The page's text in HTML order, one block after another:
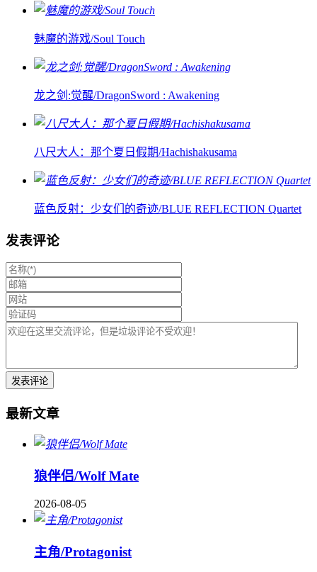
魅魔的游戏/Soul Touch
龙之剑:觉醒/DragonSword : Awakening
八尺大人：那个夏日假期/Hachishakusama
蓝色反射：少女们的奇迹/BLUE REFLECTION Quartet
发表评论
最新文章
狼伴侣/Wolf Mate
2026-08-05
主角/Protagonist